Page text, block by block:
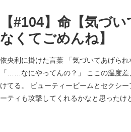
【#104】命【気づ
なくてごめんね】
依央利に掛けた言葉 「気づいてあげられ
「……なにやってんの？」 ここの温度差
けてる。 ビューティービームとセクシ
ーティも攻撃してくれるかなと思ったけ